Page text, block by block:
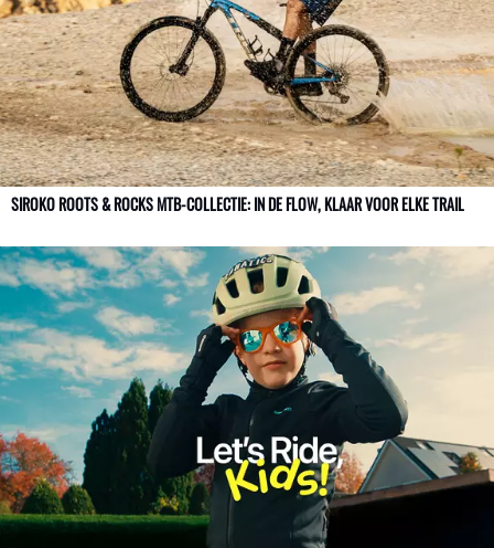
SIROKO ROOTS & ROCKS MTB-COLLECTIE: IN DE FLOW, KLAAR VOOR ELKE TRAIL